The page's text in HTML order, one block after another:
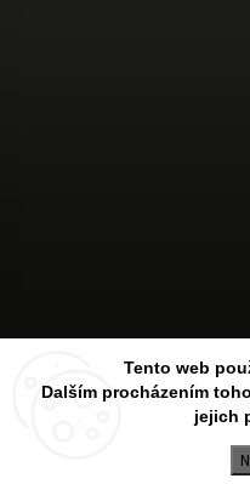
Tento web
Dalším procházením
jejich
Sledovat na Instagramu
Aesthetic
Upravit